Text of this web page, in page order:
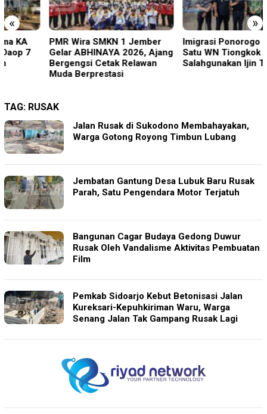
« »
PMR Wira SMKN 1 Jember
Gelar ABHINAYA 2026, Ajang
Bergengsi Cetak Relawan
Muda Berprestasi
Imigrasi Ponorogo Deportasi
Satu WN Tiongkok
Salahgunakan Ijin Tinggal
TAG: RUSAK
Jalan Rusak di Sukodono Membahayakan,
Warga Gotong Royong Timbun Lubang
Jembatan Gantung Desa Lubuk Baru Rusak
Parah, Satu Pengendara Motor Terjatuh
Bangunan Cagar Budaya Gedong Duwur
Rusak Oleh Vandalisme Aktivitas Pembuatan
Film
Pemkab Sidoarjo Kebut Betonisasi Jalan
Kureksari-Kepuhkiriman Waru, Warga
Senang Jalan Tak Gampang Rusak Lagi